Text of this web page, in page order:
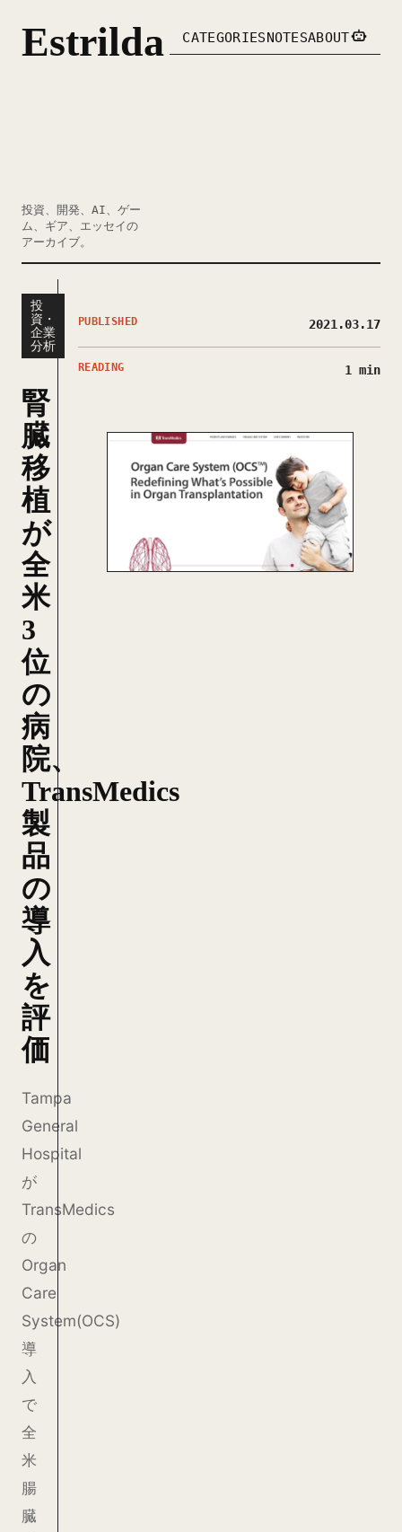
Estrilda CATEGORIESNOTESABOUT
投資、開発、AI、ゲー
ム、ギア、エッセイの
アーカイブ。
投
資・
企業
分析
腎
臓
移
植
が
全
米
3
位
の
病
院、
TransMedics
製
品
の
導
入
を
評
価
Tampa
General
Hospital
が
TransMedics
の
Organ
Care
System(OCS)
導
入
で
全
米
腸
臓
PUBLISHED 2021.03.17
READING 1 min